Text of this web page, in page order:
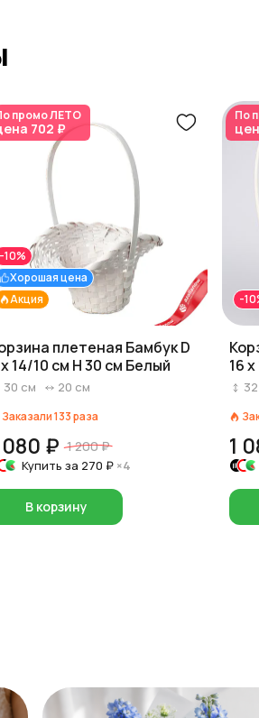
промоЛЕТО
702 ₽
Акция
Хорошая цена
-10%
плетеная Бамбук D
14/10 см H 30 см Белый
30 см 20 см
Заказали133раза
080 ₽ 1 200 ₽
Купить за 270 ₽ ×4
В корзину
По
-
16
32
1